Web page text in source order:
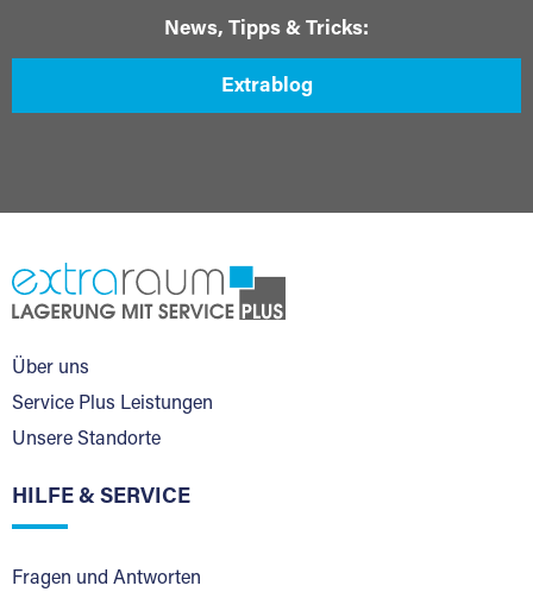
News, Tipps & Tricks:
Extrablog
Über uns
Service Plus Leistungen
Unsere Standorte
HILFE & SERVICE
Fragen und Antworten